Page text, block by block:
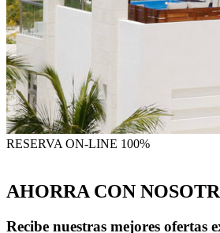
RESERVA ON-LINE 100%
AHORRA CON
Recibe nuestras mejores ofertas